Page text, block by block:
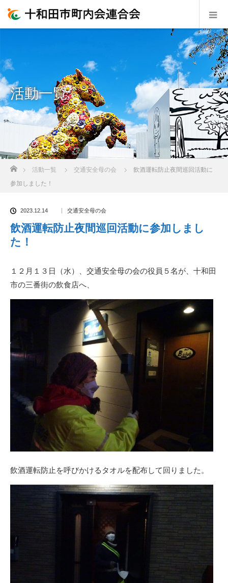
活動一覧
ホーム
活動一覧 交通安全母の会
飲酒運転防止夜間巡回活動に
参加しました！
2023.12.14 交通安全母の会
飲酒運転防止夜間巡回活動に参加しまし
た！
１２月１３日（水）、交通安全母の会の役員５名が、十和田
市の三番街の飲食店へ、
飲酒運転防止を呼びかけるタオルを配布して回りました。